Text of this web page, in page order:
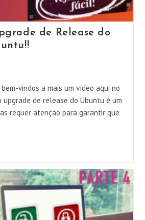
de Release do
vindos a mais um vídeo aqui no
upgrade de release do Ubuntu é um
requer atenção para garantir que